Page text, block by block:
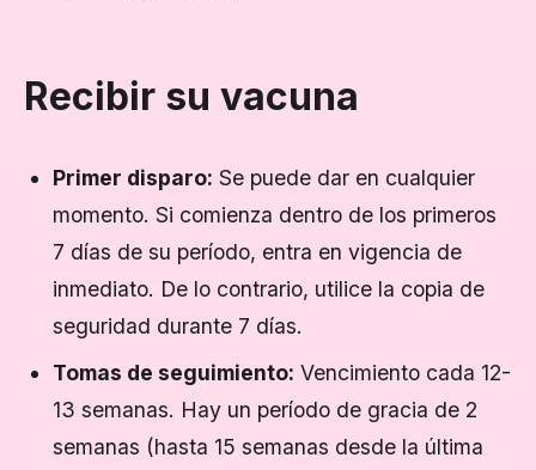
Recibir su vacuna
Primer disparo: Se puede dar en cualquier
momento. Si comienza dentro de los primeros
7 días de su período, entra en vigencia de
inmediato. De lo contrario, utilice la copia de
seguridad durante 7 días.
Tomas de seguimiento: Vencimiento cada 12-
13 semanas. Hay un período de gracia de 2
semanas (hasta 15 semanas desde la última